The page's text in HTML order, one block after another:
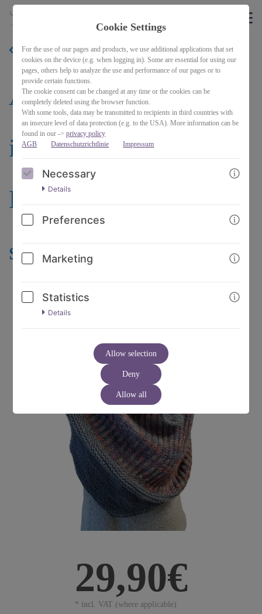
BACK
Asymmetrisches Tuch
im zweifarbigen
Brioche-Muster
stricken
29,90€
* incl. VAT (where applicable)
Cookie Settings
For the use of our pages and products, we use additional applications that set
cookies on the device (e.g. when logging in). Some are essential for using our
pages, others help to analyze the use and performance of our pages or to
provide certain functions.
The cookie consent can be changed at any time or the cookies can be
completely deleted using the browser function.
With some tools, data may be transmitted to recipients in third countries with
an insecure level of data protection (e.g. to the USA). More information can be
found in our ->privacy policy
AGB
Datenschutzrichtlinie Impressum
Necessary
Details
Preferences
Marketing
Statistics
Details
Allow selection
Deny
Allow all